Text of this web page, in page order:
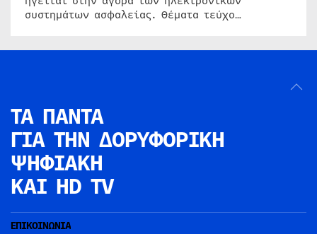
συστημάτων ασφαλείας. Θέματα τεύχο…
ΤΑ ΠΑΝΤΑ
ΓΙΑ ΤΗΝ ΔΟΡΥΦΟΡΙΚΗ
ΨΗΦΙΑΚΗ
ΚΑΙ HD TV
ΕΠΙΚΟΙΝΩΝΙΑ